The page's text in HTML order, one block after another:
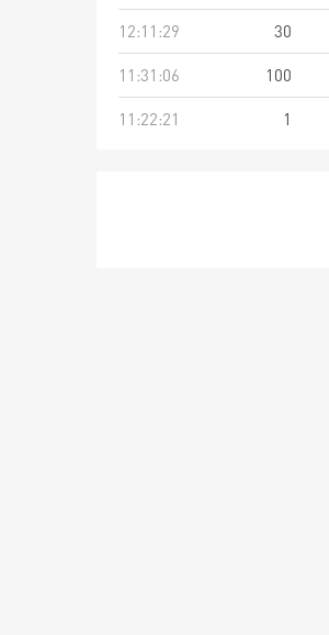
12:11:29
30
11:31:06
100
11:22:21
1